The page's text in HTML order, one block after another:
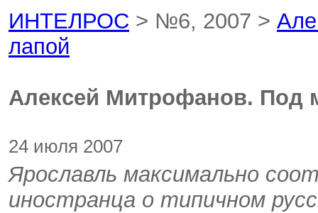
ИНТЕЛРОС > №6, 2007 >
лапой
Алексей Митрофанов. Под
24 июля 2007
Ярославль максимально
иностранца о типичном